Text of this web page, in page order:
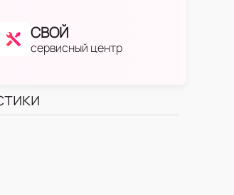
СВОЙ
сервисный центр